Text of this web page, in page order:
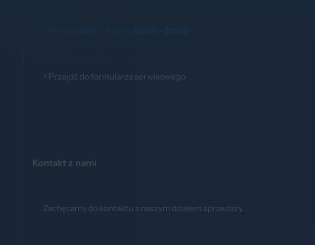
> Poniedziałek – Piątek: 08:00 - 20:00
> Przejdź do formularza serwisowego
Kontakt z nami
Zachęcamy do kontaktu z naszym działem sprzedaży.